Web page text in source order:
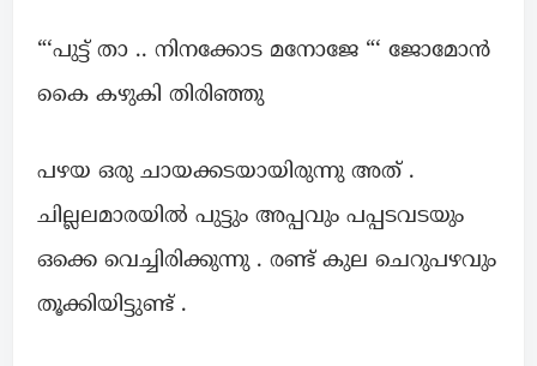
“‘പുട്ട് താ .. നിനക്കോട മനോജേ “‘ ജോമോൻ
കൈ കഴുകി തിരിഞ്ഞു
പഴയ ഒരു ചായക്കടയായിരുന്നു അത് .
ചില്ലലമാരയിൽ പുട്ടും അപ്പവും പപ്പടവടയും
ഒക്കെ വെച്ചിരിക്കുന്നു . രണ്ട് കുല ചെറുപഴവും
തൂക്കിയിട്ടുണ്ട് .